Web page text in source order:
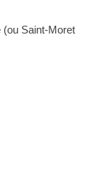
(ou Saint-Moret